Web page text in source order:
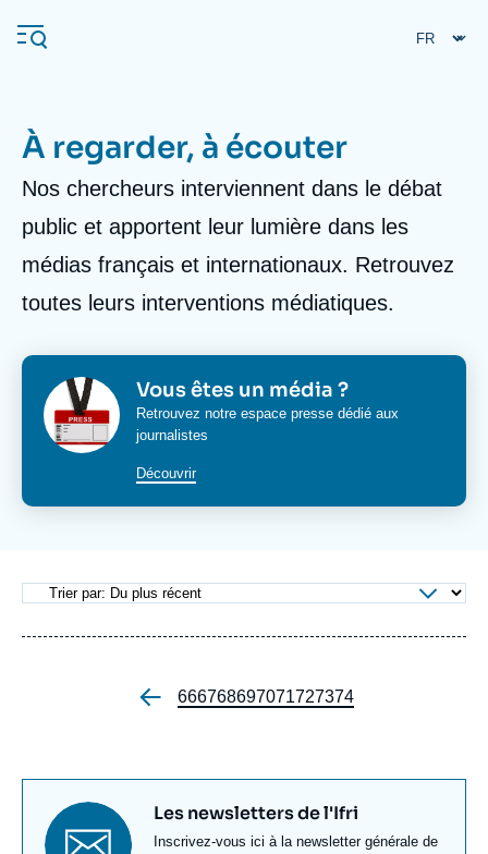
au
contenu
Navigation
L'Ifri
Analyses
Événements
L'Ifri en bref Proche-Orient
Body
À regarder, à écouter
Nos chercheurs interviennent dans le débat
public et apportent leur lumière dans les
médias français et internationaux. Retrouvez
toutes leurs interventions médiatiques.
Image
bloc
media
Image
Titre
bloc
media
Vous êtes un média ?
Corps
media
Retrouvez notre espace presse dédié aux
journalistes
Découvrir
Pagination
Page
66Page
67Page
68Page
69Page
70Page
71Page
72Page
73Page
74
Titre
newsletter
Les newsletters de l'Ifri
Texte
Inscrivez-vous ici à la newsletter générale de